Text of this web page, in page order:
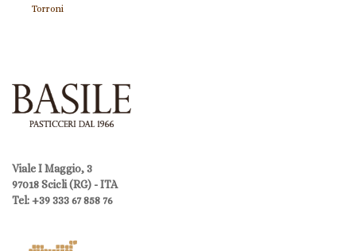
Torroni
Viale I Maggio, 3
97018 Scicli (RG) - ITA
Tel: +39 333 67 858 76